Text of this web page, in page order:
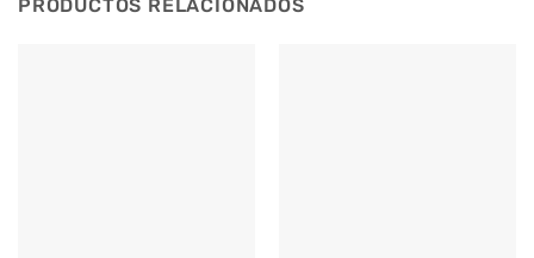
PRODUCTOS RELACIONADOS